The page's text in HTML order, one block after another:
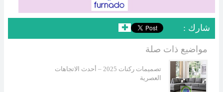
: شارك ✚
مواضيع ذات صلة
تصميمات ركنات 2025 – أحدث الاتجاهات
العصرية